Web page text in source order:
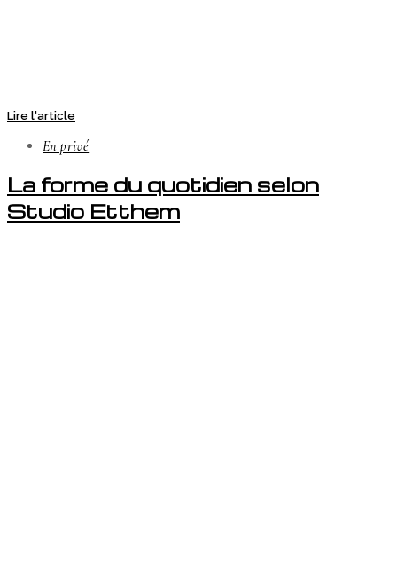
Lire l'article
En privé
La forme du quotidien selon
Studio Etthem